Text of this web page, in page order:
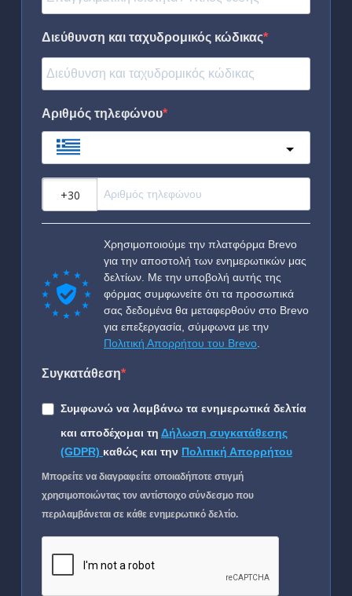
Διεύθυνση και ταχυδρομικός κώδικας
Αριθμός τηλεφώνου
Χρησιμοποιούμε την πλατφόρμα Brevo
για την αποστολή των ενημερωτικών μας
δελτίων. Με την υποβολή αυτής της
φόρμας συμφωνείτε ότι τα προσωπικά
σας δεδομένα θα μεταφερθούν στο Brevo
για επεξεργασία, σύμφωνα με την
Πολιτική Απορρήτου του Brevo
Συγκατάθεση
Συμφωνώ να λαμβάνω τα ενημερωτικά δελτία
και αποδέχομαι τη Δήλωση συγκατάθεσης
(GDPR) καθώς και την Πολιτική Απορρήτου
Μπορείτε να διαγραφείτε οποιαδήποτε στιγμή
χρησιμοποιώντας τον αντίστοιχο σύνδεσμο που
περιλαμβάνεται σε κάθε ενημερωτικό δελτίο.